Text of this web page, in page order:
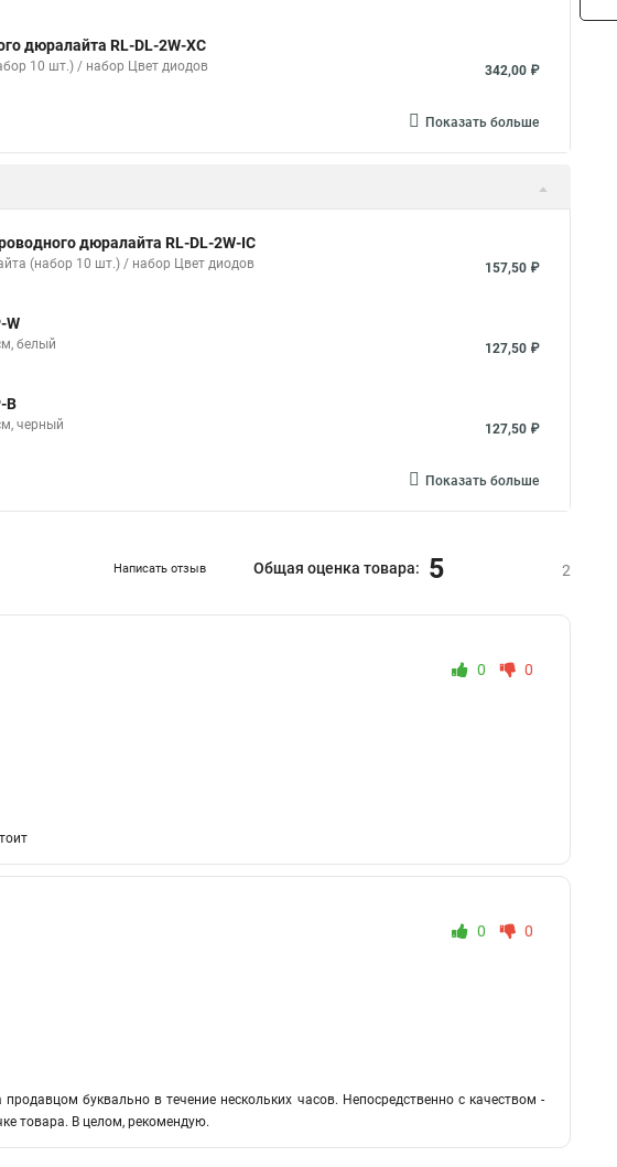
дюралайта RL-DL-2W-XC
10 шт.) / набор Цвет диодов 342,00 ₽
Показать больше
дюралайта RL-DL-2W-IC
(набор 10 шт.) / набор Цвет диодов 157,50 ₽
W
белый 127,50 ₽
B
черный 127,50 ₽
Показать больше
Написать отзыв Общая оценка товара: 5 2
0
0
0
0
буквально в течение нескольких часов. Непосредственно с качеством -
товара. В целом, рекомендую.